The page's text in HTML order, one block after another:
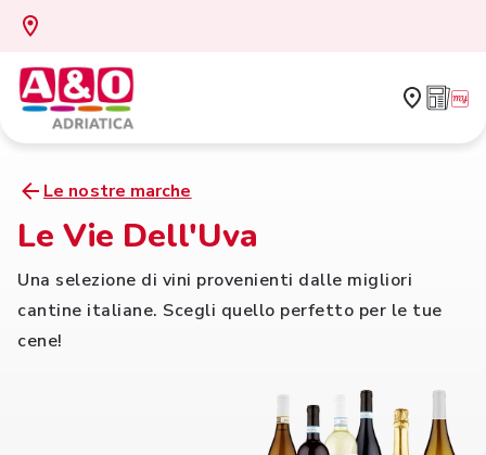
Le nostre marche
Le Vie Dell'Uva
Una selezione di vini provenienti dalle migliori
cantine italiane. Scegli quello perfetto per le tue
cene!